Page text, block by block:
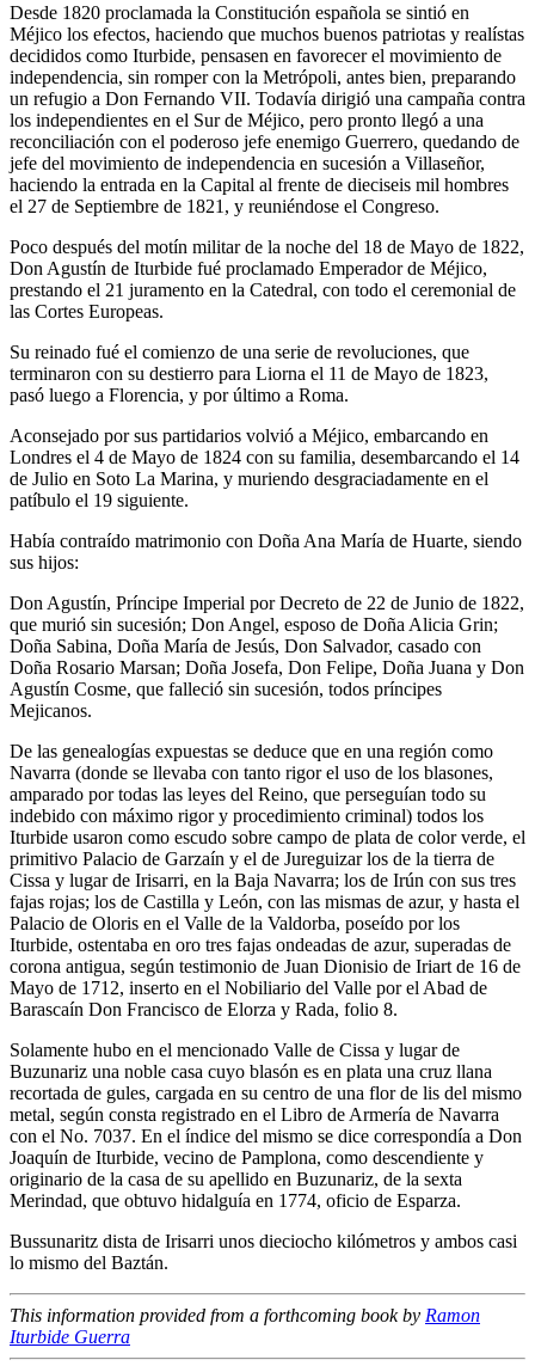
Desde 1820 proclamada la Constitución española se sintió en
Méjico los efectos, haciendo que muchos buenos patriotas y realístas
decididos como Iturbide, pensasen en favorecer el movimiento de
independencia, sin romper con la Metrópoli, antes bien, preparando
un refugio a Don Fernando VII. Todavía dirigió una campaña contra
los independientes en el Sur de Méjico, pero pronto llegó a una
reconciliación con el poderoso jefe enemigo Guerrero, quedando de
jefe del movimiento de independencia en sucesión a Villaseñor,
haciendo la entrada en la Capital al frente de dieciseis mil hombres
el 27 de Septiembre de 1821, y reuniéndose el Congreso.
Poco después del motín militar de la noche del 18 de Mayo de 1822,
Don Agustín de Iturbide fué proclamado Emperador de Méjico,
prestando el 21 juramento en la Catedral, con todo el ceremonial de
las Cortes Europeas.
Su reinado fué el comienzo de una serie de revoluciones, que
terminaron con su destierro para Liorna el 11 de Mayo de 1823,
pasó luego a Florencia, y por último a Roma.
Aconsejado por sus partidarios volvió a Méjico, embarcando en
Londres el 4 de Mayo de 1824 con su familia, desembarcando el 14
de Julio en Soto La Marina, y muriendo desgraciadamente en el
patíbulo el 19 siguiente.
Había contraído matrimonio con Doña Ana María de Huarte, siendo
sus hijos:
Don Agustín, Príncipe Imperial por Decreto de 22 de Junio de 1822,
que murió sin sucesión; Don Angel, esposo de Doña Alicia Grin;
Doña Sabina, Doña María de Jesús, Don Salvador, casado con
Doña Rosario Marsan; Doña Josefa, Don Felipe, Doña Juana y Don
Agustín Cosme, que falleció sin sucesión, todos príncipes
Mejicanos.
De las genealogías expuestas se deduce que en una región como
Navarra (donde se llevaba con tanto rigor el uso de los blasones,
amparado por todas las leyes del Reino, que perseguían todo su
indebido con máximo rigor y procedimiento criminal) todos los
Iturbide usaron como escudo sobre campo de plata de color verde, el
primitivo Palacio de Garzaín y el de Jureguizar los de la tierra de
Cissa y lugar de Irisarri, en la Baja Navarra; los de Irún con sus tres
fajas rojas; los de Castilla y León, con las mismas de azur, y hasta el
Palacio de Oloris en el Valle de la Valdorba, poseído por los
Iturbide, ostentaba en oro tres fajas ondeadas de azur, superadas de
corona antigua, según testimonio de Juan Dionisio de Iriart de 16 de
Mayo de 1712, inserto en el Nobiliario del Valle por el Abad de
Barascaín Don Francisco de Elorza y Rada, folio 8.
Solamente hubo en el mencionado Valle de Cissa y lugar de
Buzunariz una noble casa cuyo blasón es en plata una cruz llana
recortada de gules, cargada en su centro de una flor de lis del mismo
metal, según consta registrado en el Libro de Armería de Navarra
con el No. 7037. En el índice del mismo se dice correspondía a Don
Joaquín de Iturbide, vecino de Pamplona, como descendiente y
originario de la casa de su apellido en Buzunariz, de la sexta
Merindad, que obtuvo hidalguía en 1774, oficio de Esparza.
Bussunaritz dista de Irisarri unos dieciocho kilómetros y ambos casi
lo mismo del Baztán.
This information provided from a forthcoming book by Ramon
Iturbide Guerra